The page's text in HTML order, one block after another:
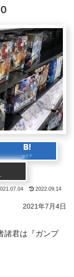
はてブ
2022.09.14
2021年7月4日
諸君は『ガンプ